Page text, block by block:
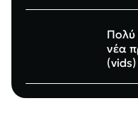
Πολύ
νέα
(vids)